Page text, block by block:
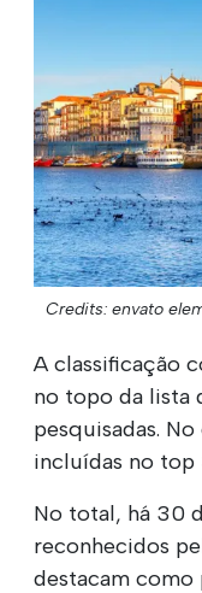
Credits: envato
A classificação
no topo da lista
pesquisadas.
incluídas no top
No total, há 30
reconhecidos
destacam como